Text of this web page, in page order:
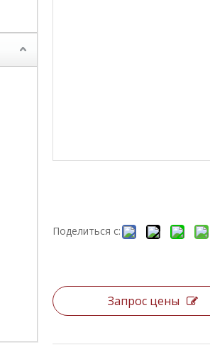
Поделиться с:
Запрос цены